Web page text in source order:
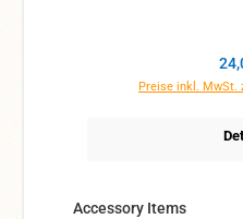
Preise inkl. MwSt.
Produktgalerie überspringen
Accessory Items